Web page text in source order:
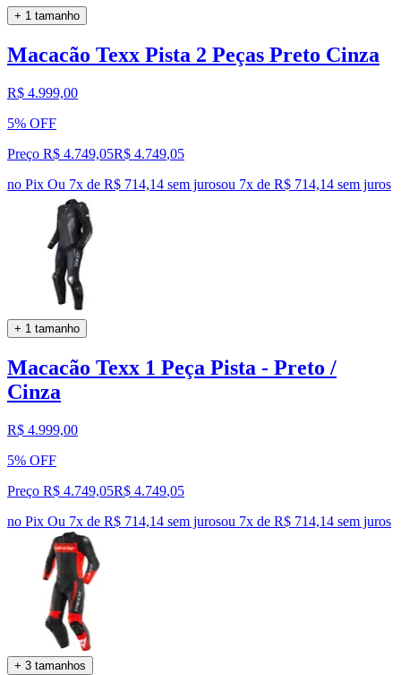
+ 1 tamanho
Macacão Texx Pista 2 Peças Preto Cinza
R$ 4.999,00
5% OFF
Preço R$ 4.749,05R$ 4.749,05
no Pix Ou 7x de R$ 714,14 sem jurosou 7x de R$ 714,14 sem juros
+ 1 tamanho
Macacão Texx 1 Peça Pista - Preto /
Cinza
R$ 4.999,00
5% OFF
Preço R$ 4.749,05R$ 4.749,05
no Pix Ou 7x de R$ 714,14 sem jurosou 7x de R$ 714,14 sem juros
+ 3 tamanhos